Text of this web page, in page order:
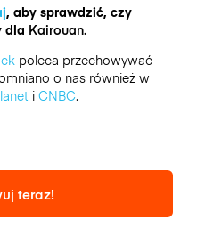
, aby sprawdzić, czy
dla Kairouan.
poleca przechowywać
o nas również w
i CNBC.
teraz!